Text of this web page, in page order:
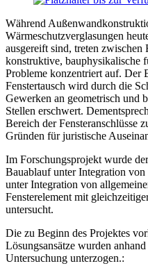
Während
Wärmeschutzverglasungen
ausgereift sind, treten zwischen
konstruktive, bauphysikalische
Probleme konzentriert auf. Der
Fenstertausch wird durch die
Gewerken an geometrisch und
Stellen erschwert.
Bereich der Fensteranschlüsse
Gründen für juristische
Im Forschungsprojekt wurde
Bauablauf unter Integration
unter Integration von
Fensterelement mit
untersucht.
Die zu Beginn des Projektes
Lösungsansätze wurden
Untersuchung unterzogen.: